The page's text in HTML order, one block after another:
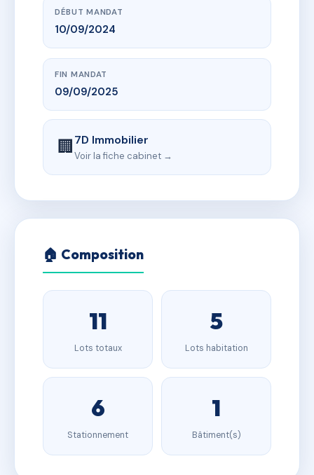
DÉBUT MANDAT
10/09/2024
FIN MANDAT
09/09/2025
🏢7D Immobilier
Voir la fiche cabinet →
🏠 Composition
11
Lots totaux
5
Lots habitation
6
Stationnement
1
Bâtiment(s)